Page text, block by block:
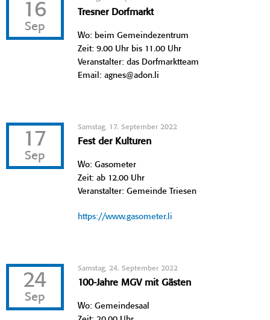
16
Sep
Tresner Dorfmarkt
Wo: beim Gemeindezentrum
Zeit: 9.00 Uhr bis 11.00 Uhr
Veranstalter: das Dorfmarktteam
Email: agnes@adon.li
17
Sep
Samstag, 17. September 2022
Fest der Kulturen
Wo: Gasometer
Zeit: ab 12.00 Uhr
Veranstalter: Gemeinde Triesen
https://www.gasometer.li
24
Sep
Samstag, 24. September 2022
100-Jahre MGV mit Gästen
Wo: Gemeindesaal